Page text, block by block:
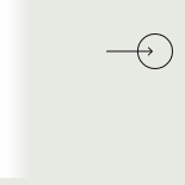
so viel